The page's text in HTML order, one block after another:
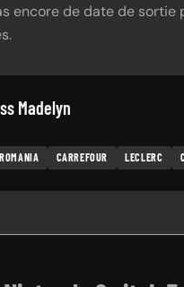
encore de date de
Madelyn
CARREFOUR LECLERC